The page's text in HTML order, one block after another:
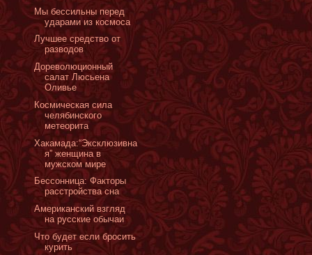
Мы бессильны перед
ударами из космоса
Лучшее средство от
разводов
Дореволюционный
салат Люсьена
Оливье
Космическая сила
челябинского
метеорита
Хакамада:“Эксклюзивна
я” женщина в
мужском мире
Бессонница: Факторы
расстройства сна
Американский взгляд
на русские обычаи
Что будет если бросить
курить